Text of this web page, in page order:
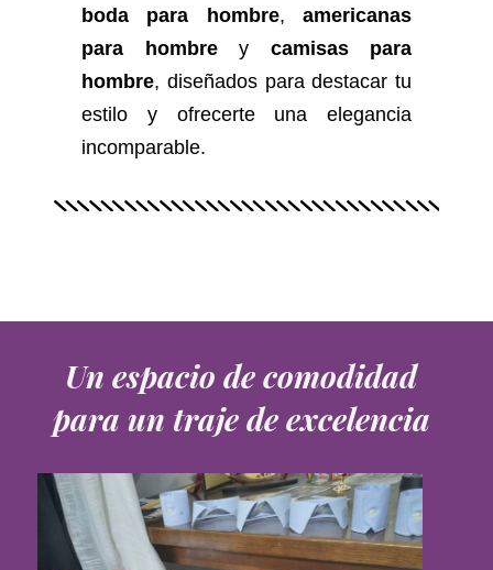
boda para hombre,americanas
para hombrey camisas para
hombre, diseñados para destacar tu
estilo y ofrecerte una elegancia
incomparable.
Un espacio de comodidad
para un traje de excelencia